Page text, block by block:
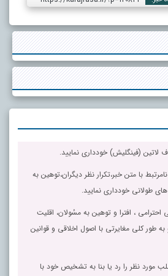
لاتین (فینگلیش) خودداری نمایید.
با متن خبر،تکرار نظر دیگران،توهین به
طولانی خودداری نمایید.
، افترا و توهین به مسٔولان، اقلیت
طور کلی مغایرتی با اصول اخلاقی و قوانین
مورد نظر را رد یا بنا به تشخیص خود با